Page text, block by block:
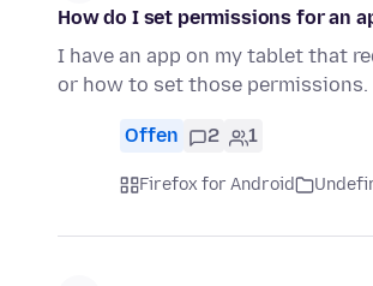
How do I set permissions for an
I have an app on my tablet that
or how to set those
Offen 2 1
Firefox for Android